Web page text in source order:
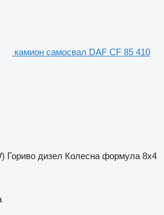
камион самосвал DAF CF 85 410
Гориво дизел Колесна формула 8x4